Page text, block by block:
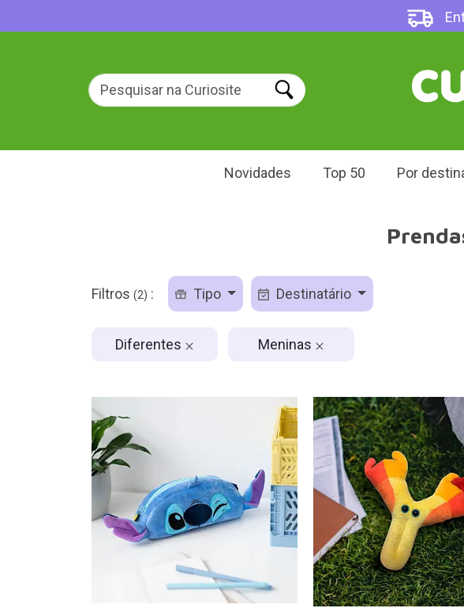
Novidades Top 50 Por
Filtros (2) : Tipo Destinatário
Diferentes Meninas